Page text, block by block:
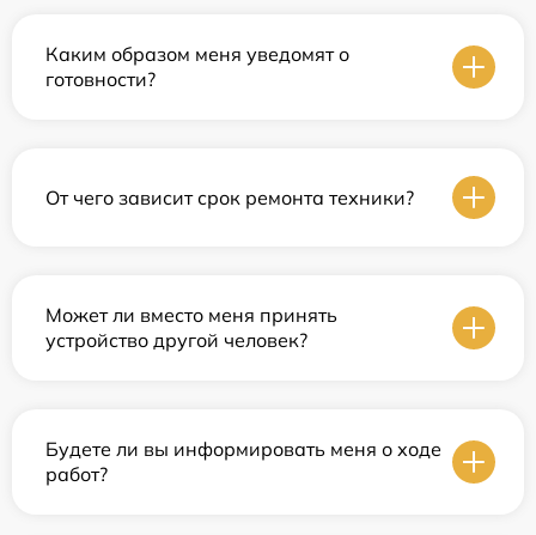
Каким образом меня уведомят о
готовности?
От чего зависит срок ремонта техники?
Может ли вместо меня принять
устройство другой человек?
Будете ли вы информировать меня о ходе
работ?